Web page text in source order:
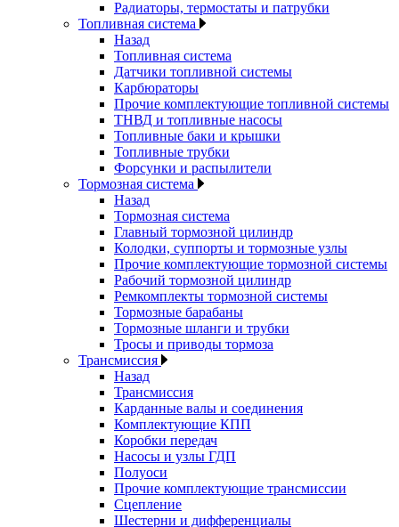
Радиаторы, термостаты и патрубки
Топливная система
Назад
Топливная система
Датчики топливной системы
Карбюраторы
Прочие комплектующие топливной системы
ТНВД и топливные насосы
Топливные баки и крышки
Топливные трубки
Форсунки и распылители
Тормозная система
Назад
Тормозная система
Главный тормозной цилиндр
Колодки, суппорты и тормозные узлы
Прочие комплектующие тормозной системы
Рабочий тормозной цилиндр
Ремкомплекты тормозной системы
Тормозные барабаны
Тормозные шланги и трубки
Тросы и приводы тормоза
Трансмиссия
Назад
Трансмиссия
Карданные валы и соединения
Комплектующие КПП
Коробки передач
Насосы и узлы ГДП
Полуоси
Прочие комплектующие трансмиссии
Сцепление
Шестерни и дифференциалы